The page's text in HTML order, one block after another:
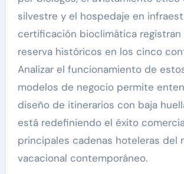
silvestre y el hospedaje en
certificación bioclimática registran
reserva históricos en los cinco
Analizar el funcionamiento de
modelos de negocio permite
diseño de itinerarios con baja
está redefiniendo el éxito
principales cadenas hoteleras del
vacacional contemporáneo.